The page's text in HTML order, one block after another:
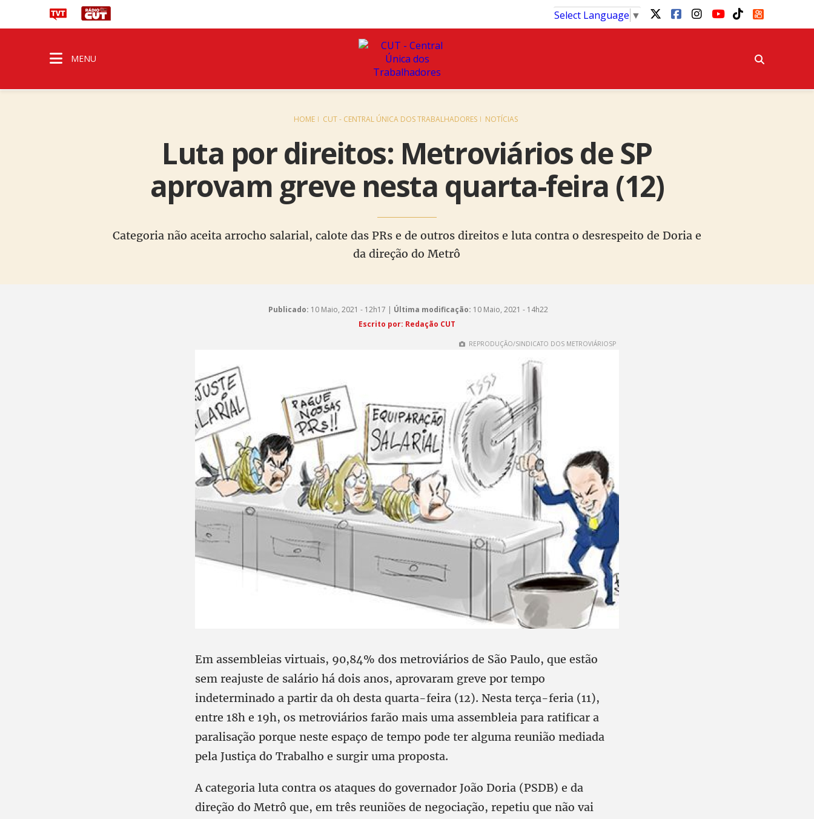
Select Language ▼
MENU
HOME CUT - CENTRAL ÚNICA DOS TRABALHADORES NOTÍCIAS
Luta por direitos: Metroviários de SP
aprovam greve nesta quarta-feira (12)
Categoria não aceita arrocho salarial, calote das PRs e de outros direitos e luta contra o desrespeito de Doria e
da direção do Metrô
Publicado: 10 Maio, 2021 - 12h17 | Última modificação: 10 Maio, 2021 - 14h22
Escrito por: Redação CUT
REPRODUÇÃO/SINDICATO DOS METROVIÁRIOSP
Em assembleias virtuais, 90,84% dos metroviários de São Paulo, que estão
sem reajuste de salário há dois anos, aprovaram greve por tempo
indeterminado a partir da 0h desta quarta-feira (12). Nesta terça-feria (11),
entre 18h e 19h, os metroviários farão mais uma assembleia para ratificar a
paralisação porque neste espaço de tempo pode ter alguma reunião mediada
pela Justiça do Trabalho e surgir uma proposta.
A categoria luta contra os ataques do governador João Doria (PSDB) e da
direção do Metrô que, em três reuniões de negociação, repetiu que não vai